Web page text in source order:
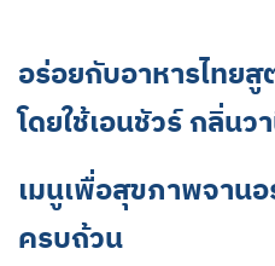
อร่อยกับอาหารไทย
โดยใช้เอนชัวร์ กลิ่น
เมนูเพื่อสุขภาพจาน
ครบถ้วน